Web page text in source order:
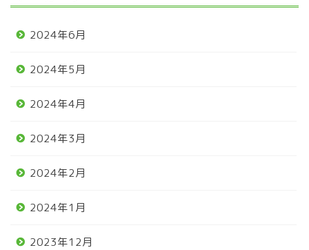
2024年6月
2024年5月
2024年4月
2024年3月
2024年2月
2024年1月
2023年12月